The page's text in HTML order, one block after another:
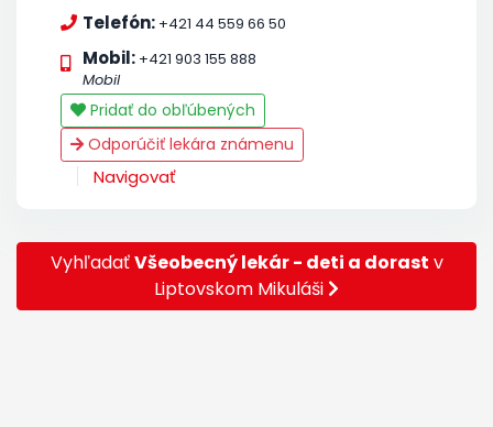
Telefón: +421 44 559 66 50
Mobil: +421 903 155 888
Mobil
Pridať do obľúbených
Odporúčiť lekára známenu
Navigovať
VyhľadaťVšeobecný lekár - deti a dorast v
Liptovskom Mikuláši